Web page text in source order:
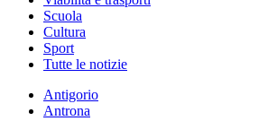
Scuola
Cultura
Sport
Tutte le notizie
Antigorio
Antrona